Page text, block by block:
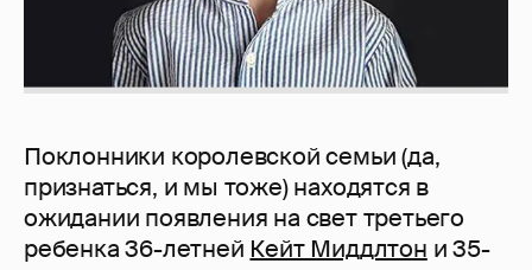
Поклонники королевской семьи (да,
признаться, и мы тоже) находятся в
ожидании появления на свет третьего
ребенка 36-летней Кейт Миддлтон и 35-